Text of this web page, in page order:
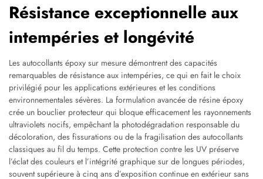
Résistance exceptionnelle aux
intempéries et longévité
Les autocollants époxy sur mesure démontrent des capacités
remarquables de résistance aux intempéries, ce qui en fait le choix
privilégié pour les applications extérieures et les conditions
environnementales sévères. La formulation avancée de résine époxy
crée un bouclier protecteur qui bloque efficacement les rayonnements
ultraviolets nocifs, empêchant la photodégradation responsable du
décoloration, des fissurations ou de la fragilisation des autocollants
classiques au fil du temps. Cette protection contre les UV préserve
l’éclat des couleurs et l’intégrité graphique sur de longues périodes,
souvent supérieure à cinq ans d’exposition continue en extérieur sans